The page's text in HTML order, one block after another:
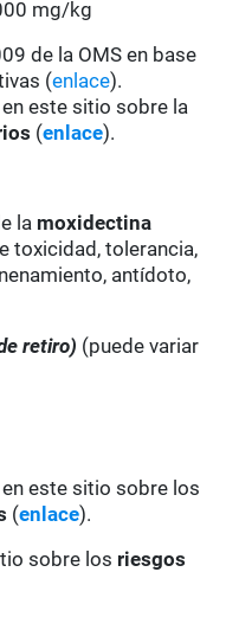
mg/kg
de la OMS en base
(enlace).
este sitio sobre la
(enlace).
la moxidectina
toxicidad, tolerancia,
antídoto,
retiro) (puede variar
este sitio sobre los
(enlace).
sobre los riesgos